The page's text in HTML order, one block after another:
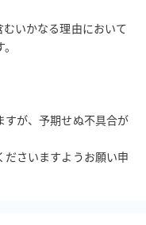
いかなる理由において
が、予期せぬ不具合が
さいますようお願い申